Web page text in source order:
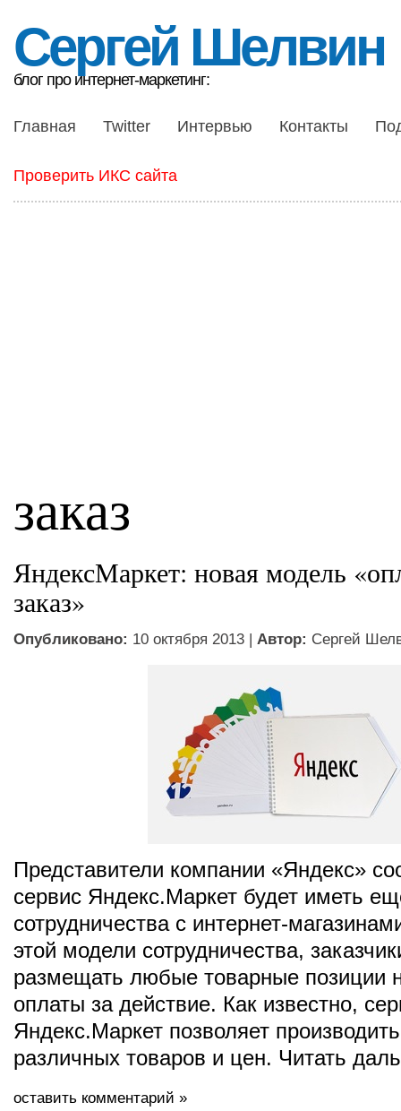
Сергей Шелвин
блог про интернет-маркетинг:
Главная Twitter Интервью Контакты
Проверить ИКС сайта
заказ
ЯндексМаркет: новая модель
заказ»
Опубликовано: 10 октября 2013 | Автор: Сергей
Представители компании «Яндекс»
сервис Яндекс.Маркет будет иметь
сотрудничества с интернет-
этой модели сотрудничества,
размещать любые товарные позиции
оплаты за действие. Как известно,
Яндекс.Маркет позволяет
различных товаров и цен. Читать
оставить комментарий »